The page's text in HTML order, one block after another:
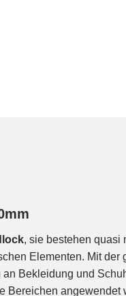
, sie bestehen quasi
Elementen. Mit der
Bekleidung und
Bereichen angewendet